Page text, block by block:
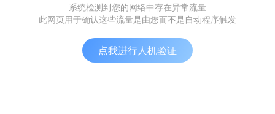
系统检测到您的网络中存在异常流量
此网页用于确认这些流量是由您而不是自动程序触发
点我进行人机验证